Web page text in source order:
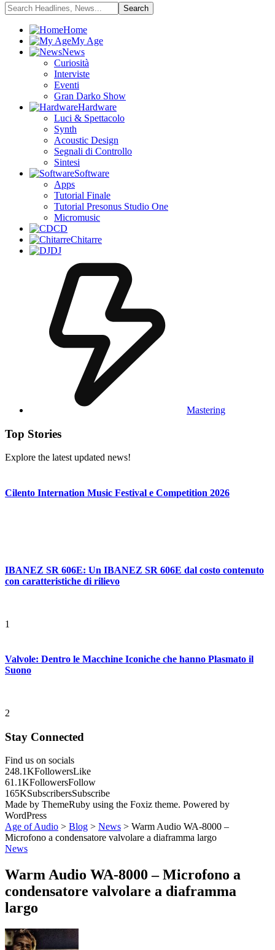
Home
My Age
News
Curiosità
Interviste
Eventi
Gran Darko Show
Hardware
Luci & Spettacolo
Synth
Acoustic Design
Segnali di Controllo
Sintesi
Software
Apps
Tutorial Finale
Tutorial Presonus Studio One
Micromusic
CD
Chitarre
DJ
Mastering
Top Stories
Explore the latest updated news!
Cilento Internation Music Festival e Competition 2026
IBANEZ SR 606E: Un IBANEZ SR 606E dal costo contenuto
con caratteristiche di rilievo
1
Valvole: Dentro le Macchine Iconiche che hanno Plasmato il
Suono
2
Stay Connected
Find us on socials
248.1KFollowersLike
61.1KFollowersFollow
165KSubscribersSubscribe
Made by ThemeRuby using the Foxiz theme. Powered by
WordPress
Age of Audio > Blog > News > Warm Audio WA-8000 –
Microfono a condensatore valvolare a diaframma largo
News
Warm Audio WA-8000 – Microfono a
condensatore valvolare a diaframma
largo